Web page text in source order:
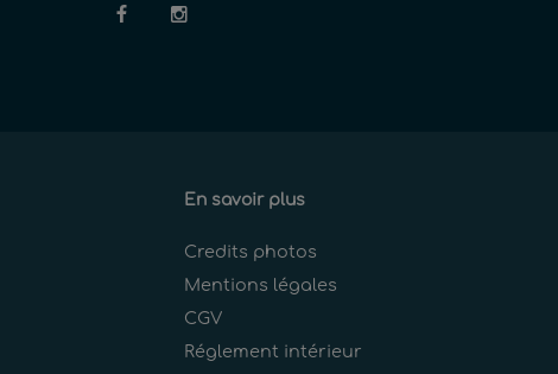
En savoir plus
Credits photos
Mentions légales
CGV
Réglement intérieur